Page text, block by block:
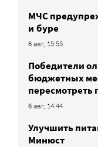
МЧС
и буре
6 авг, 15:55
Победители
бюджетных
пересмотреть
6 авг, 14:44
Улучшить
Минюст